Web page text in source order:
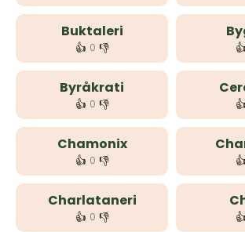
Buktaleri
👍 0 👎 👍
Byråkrati
👍 0 👎 👍
Chamonix
👍 0 👎 👍
Charlataneri
👍 0 👎 👍